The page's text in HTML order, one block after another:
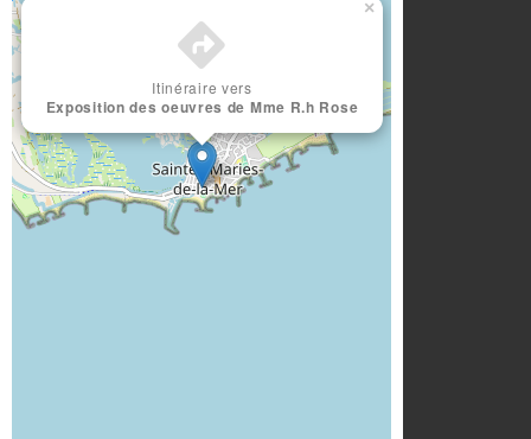
Itinéraire vers
Exposition des oeuvres de Mme R.h Rose
×